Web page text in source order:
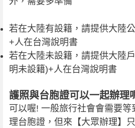
若在大陸有設籍，請提供大陸
+人在台灣說明書
若在大陸未設籍，請提供大陸
明未設籍)+人在台灣說明書
護照與台胞證可以一起辦理
可以喔! 一般旅行社會會需要
理台胞證，但來【大眾辦理】